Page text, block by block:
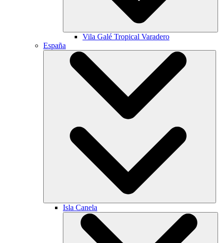
Vila Galé Tropical Varadero
España
Isla Canela